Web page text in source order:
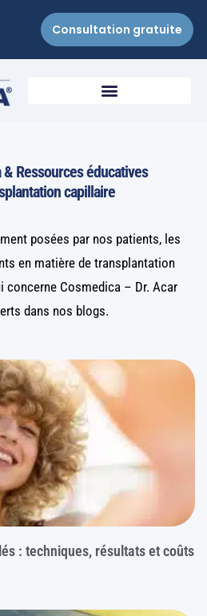
Consultation gratuite
Ressources éducatives
capillaire
posées par nos patients, les
en matière de transplantation
concerne Cosmedica – Dr. Acar
dans nos blogs.
: techniques, résultats et coûts